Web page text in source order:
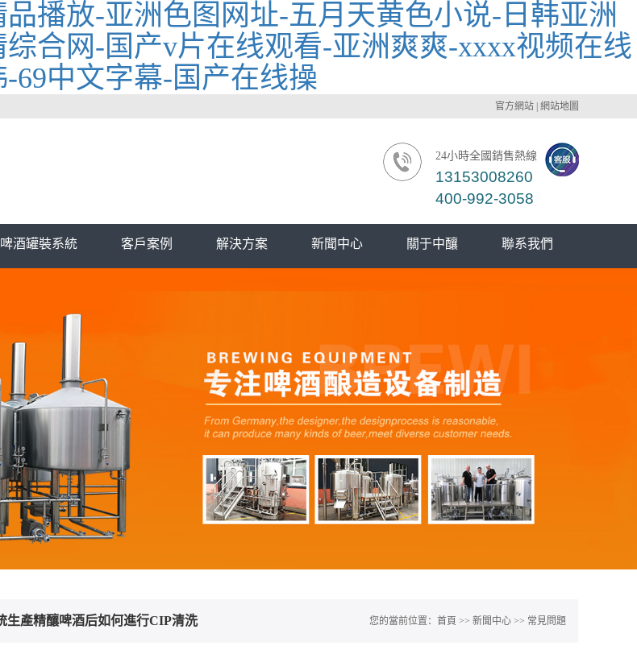
播放-亚洲色图网址-五月天黄色小说-日韩亚洲
合网-国产v片在线观看-亚洲爽爽-xxxx视频在线
69中文字幕-国产在线操
官方網站 網站地圖
24小時全國銷售熱線
13153008260
400-992-3058
啤酒罐裝系統 客戶案例 解決方案 新聞中心 關于中釀 聯系我們
生產精釀啤酒后如何進行CIP清洗 您的當前位置： 首頁 >> 新聞中心 >> 常見問題